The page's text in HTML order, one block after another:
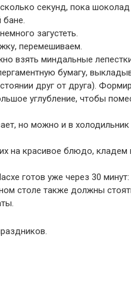
секунд, пока шоколад
загустеть.
перемешиваем.
взять миндальные
бумагу,
друг от друга).
углубление, чтобы
но можно и в
на красивое блюдо, кладем
готов уже через 30
столе также должны